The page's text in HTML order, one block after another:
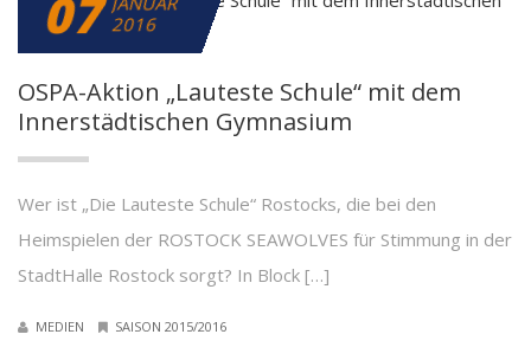
07 2016
OSPA-Aktion „Lauteste Schule“ mit dem
Innerstädtischen Gymnasium
Wer ist „Die Lauteste Schule“ Rostocks, die bei den
Heimspielen der ROSTOCK SEAWOLVES für Stimmung in der
StadtHalle Rostock sorgt? In Block […]
MEDIEN SAISON 2015/2016